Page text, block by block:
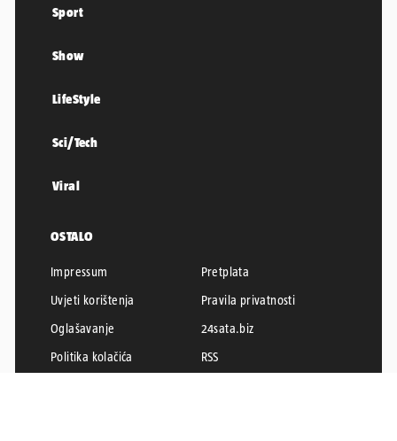
Sport
Show
LifeStyle
Sci/Tech
Viral
OSTALO
Impressum
Pretplata
Uvjeti korištenja
Pravila privatnosti
Oglašavanje
24sata.biz
Politika kolačića
RSS